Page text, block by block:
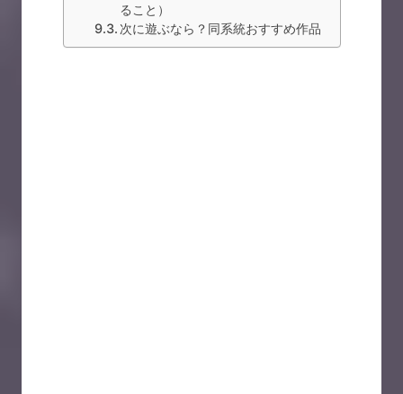
ること）
次に遊ぶなら？同系統おすすめ作品